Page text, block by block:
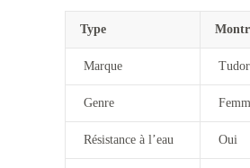
Type
Marque
Genre
Résistance à l’eau Oui